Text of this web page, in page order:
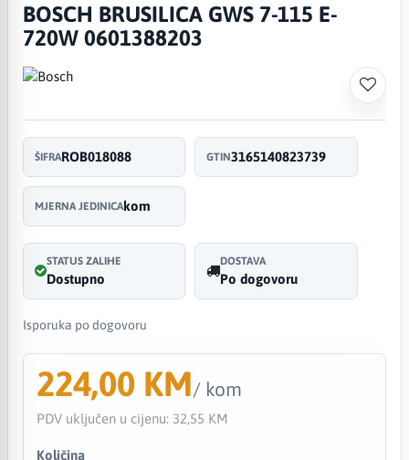
BOSCH BRUSILICA GWS 7-115 E-
720W 0601388203
ŠIFRAROB018088 GTIN3165140823739
MJERNA JEDINICAkom
STATUS ZALIHE
Dostupno
DOSTAVA
Po dogovoru
Isporuka po dogovoru
224,00 KM/ kom
PDV uključen u cijenu: 32,55 KM
Količina